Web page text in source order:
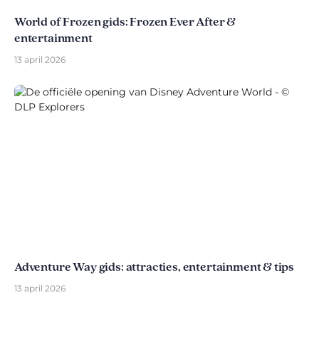
World of Frozen gids: Frozen Ever After &
entertainment
13 april 2026
Adventure Way gids: attracties, entertainment & tips
13 april 2026